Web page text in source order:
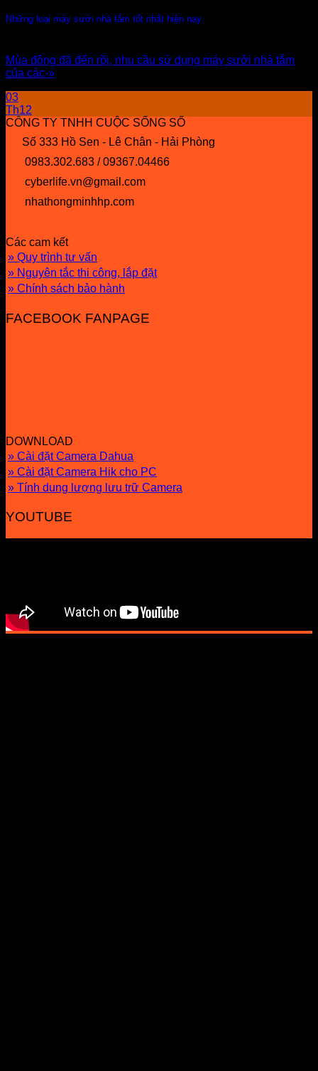
Những loại máy sưởi nhà tắm tốt nhất hiện nay
Mùa đông đã đến rồi, nhu cầu sử dụng máy sưởi nhà tắm
của các-»
03
Th12
CÔNG TY TNHH CUỘC SỐNG SỐ
Số 333 Hồ Sen - Lê Chân - Hải Phòng
0983.302.683 / 09367.04466
cyberlife.vn@gmail.com
nhathongminhhp.com
Các cam kết
» Quy trình tư vấn
» Nguyên tắc thi công, lắp đặt
» Chính sách bảo hành
FACEBOOK FANPAGE
DOWNLOAD
» Cài đặt Camera Dahua
» Cài đặt Camera Hik cho PC
» Tính dung lượng lưu trữ Camera
YOUTUBE